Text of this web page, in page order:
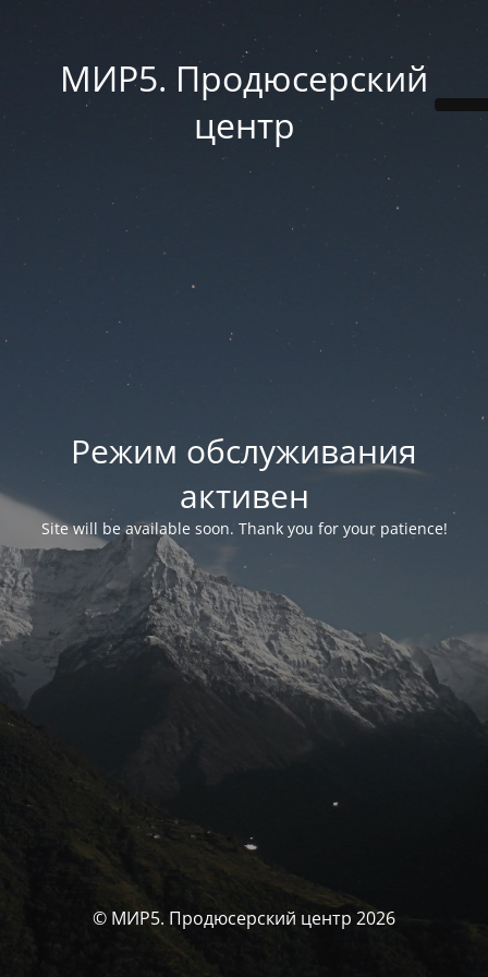
МИР5. Продюсерский
центр
Режим обслуживания
активен
Site will be available soon. Thank you for your patience!
© МИР5. Продюсерский центр 2026